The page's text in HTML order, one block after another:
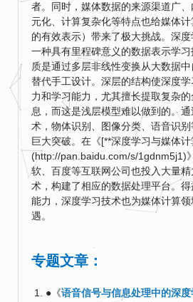
者。同时，媒体数据的来源渠道广
元化、计算复杂化等特点也给媒体
的有效表示）带来了极大挑战。深
一种具有里程碑意义的数据表示学
质是通过多层非线性变换从大数据
替代手工设计。深层的结构使深度
力和学习能力，尤其擅长提取复杂
息，而这是浅层模型难以做到的。
术，物体识别、图像分类、语音识
巨大突破。在《[**深度学习与媒体计
(http://pan.baidu.com/s/1gdnm5j1)
软、百度等互联网公司也投入大量
术，构建了相应的数据处理平台。
能力，深度学习技术也为媒体计算
遇。
专题文章：
●《语音信号与信息处理中的深度